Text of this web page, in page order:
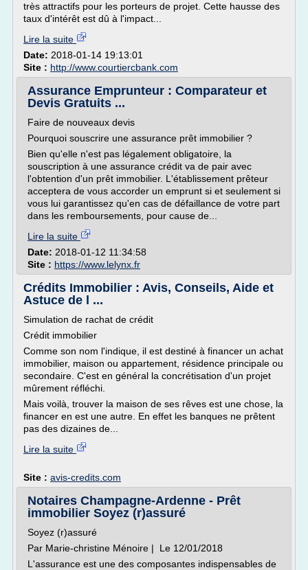
très attractifs pour les porteurs de projet. Cette hausse des
taux d'intérêt est dû à l'impact...
Lire la suite
Date: 2018-01-14 19:13:01
Site : http://www.courtiercbank.com
Assurance Emprunteur : Comparateur et
Devis Gratuits ...
Faire de nouveaux devis
Pourquoi souscrire une assurance prêt immobilier ?
Bien qu'elle n'est pas légalement obligatoire, la
souscription à une assurance crédit va de pair avec
l'obtention d'un prêt immobilier. L'établissement prêteur
acceptera de vous accorder un emprunt si et seulement si
vous lui garantissez qu'en cas de défaillance de votre part
dans les remboursements, pour cause de...
Lire la suite
Date: 2018-01-12 11:34:58
Site : https://www.lelynx.fr
Crédits Immobilier : Avis, Conseils, Aide et
Astuce de l ...
Simulation de rachat de crédit
Crédit immobilier
Comme son nom l'indique, il est destiné à financer un achat
immobilier, maison ou appartement, résidence principale ou
secondaire. C'est en général la concrétisation d'un projet
mûrement réfléchi.
Mais voilà, trouver la maison de ses rêves est une chose, la
financer en est une autre. En effet les banques ne prêtent
pas des dizaines de...
Lire la suite
Site : avis-credits.com
Notaires Champagne-Ardenne - Prêt
immobilier Soyez (r)assuré
Soyez (r)assuré
Par Marie-christine Ménoire | Le 12/01/2018
L'assurance est une des composantes indispensables de